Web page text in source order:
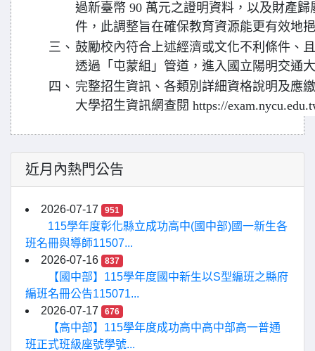
過新臺幣 90 萬元之證明資料，以及財產
件，此調整旨在確保教育資源能更有效地
三、 鼓勵校內符合上述經濟或文化不利條件、
透過「屯蒙組」管道，進入國立陽明交通
四、 完整招生資訊、各類別詳細資格說明及應
大學招生資訊網查閱 https://
近月內熱門公告
2026-07-17 951
115學年度彰化縣立成功高中(國中部)國一新生各
班名冊與導師11507...
2026-07-16
837
【國中部】115學年度國中新生以S型編班之縣府
編班名冊公告115071...
2026-07-17
676
【高中部】115學年度成功高中高中部高一普通
班正式班級座號學號...